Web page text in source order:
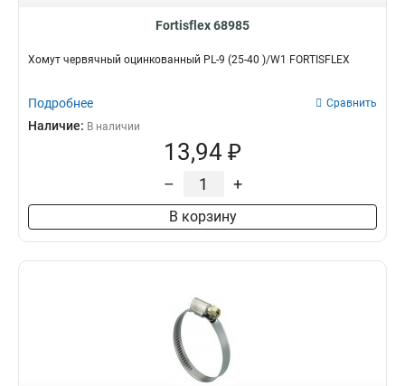
Fortisflex 68985
Хомут червячный оцинкованный PL-9 (25-40 )/W1 FORTISFLEX
Подробнее Сравнить
Наличие: В наличии
13,94 ₽
– +
В корзину